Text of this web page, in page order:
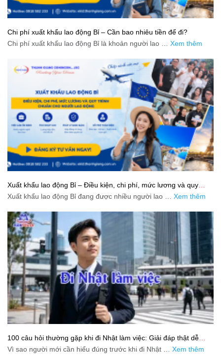
Chi phí xuất khẩu lao động Bỉ – Cần bao nhiêu tiền để đi?
Chi phí xuất khẩu lao động Bỉ là khoản người lao … Xem thêm
Xuất khẩu lao động Bỉ – Điều kiện, chi phí, mức lương và quy
trình chuẩn cho người lao động
Xuất khẩu lao động Bỉ đang được nhiều người lao … Xem thêm
100 câu hỏi thường gặp khi đi Nhật làm việc: Giải đáp thật dễ
hiểu cho người mới bắt đầu
Vì sao người mới cần hiểu đúng trước khi đi Nhật … Xem thêm